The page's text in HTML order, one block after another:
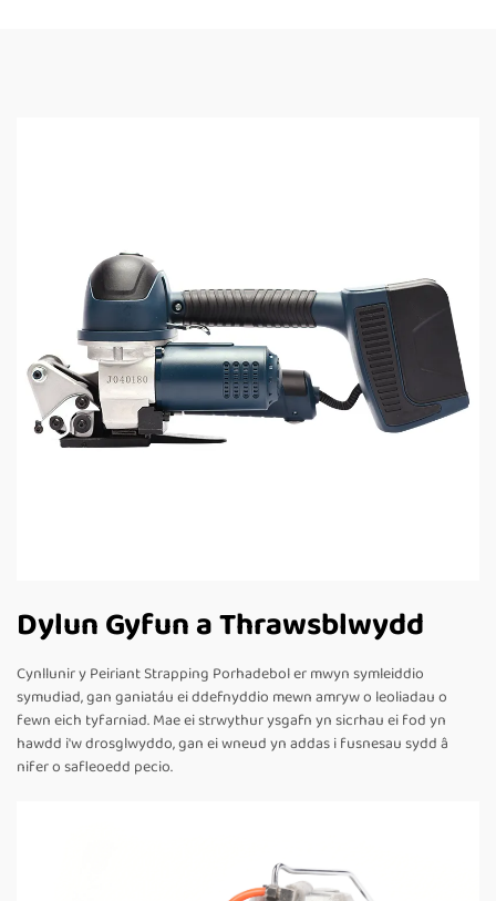
Dylun Gyfun a Thrawsblwydd
Cynllunir y Peiriant Strapping Porhadebol er mwyn symleiddio
symudiad, gan ganiatáu ei ddefnyddio mewn amryw o leoliadau o
fewn eich tyfarniad. Mae ei strwythur ysgafn yn sicrhau ei fod yn
hawdd i'w drosglwyddo, gan ei wneud yn addas i fusnesau sydd â
nifer o safleoedd pecio.